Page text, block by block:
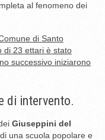
al fenomeno dei
di Santo
di 23 ettari è stato
successivo iniziarono
di intervento.
Giuseppini del
una scuola popolare e